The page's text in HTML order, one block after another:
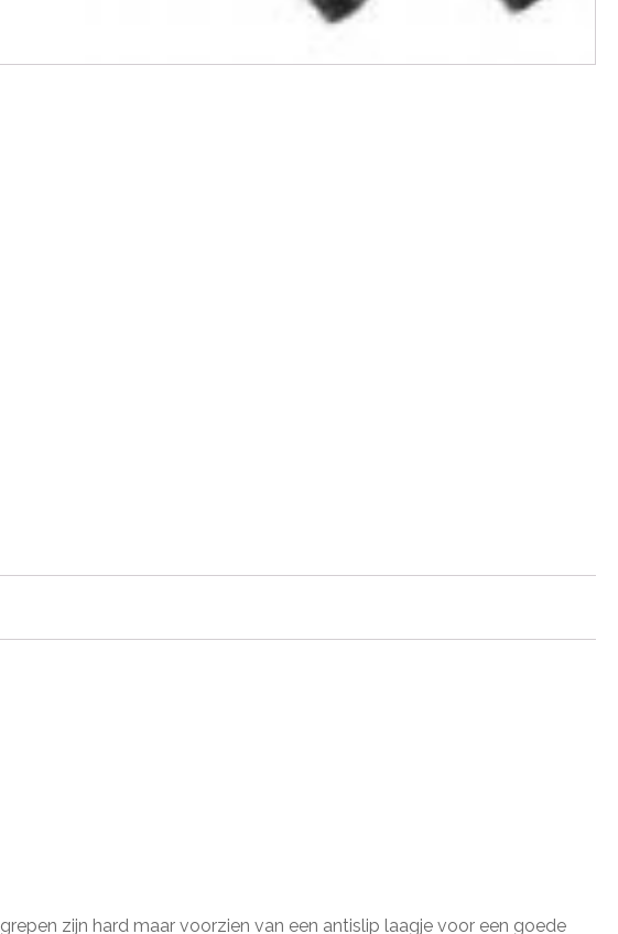
zijn hard maar voorzien van een antislip laagje voor een goede